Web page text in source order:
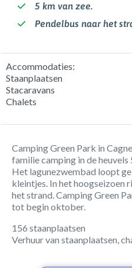
5 km van zee.
Pendelbus naar het
Accommodaties:
Staanplaatsen
Stacaravans
Chalets
Camping Green Park in
familie camping in de
Het lagunezwembad loopt
kleintjes. In het hoogseizoen
het strand. Camping Green
tot begin oktober.
156 staanplaatsen
Verhuur van staanplaatsen,